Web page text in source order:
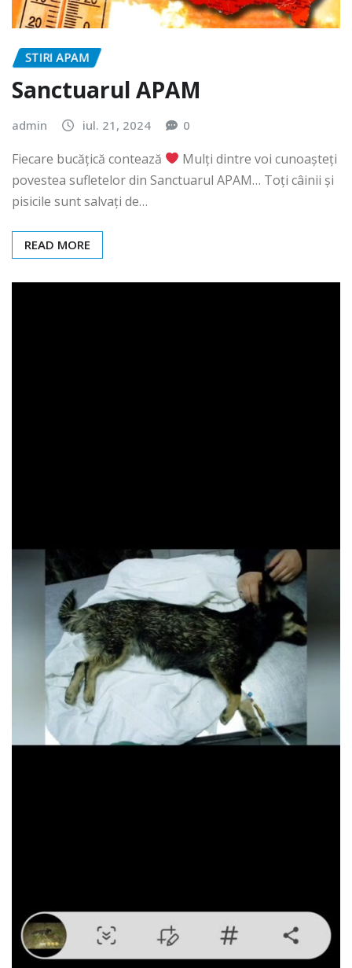
STIRI APAM
Sanctuarul APAM
admin iul. 21, 2024 0
Fiecare bucățică contează
Mulți dintre voi cunoașteți
povestea sufletelor din Sanctuarul APAM… Toți câinii și
pisicile sunt salvați de…